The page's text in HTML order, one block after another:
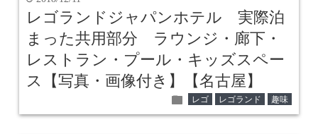
レゴランドジャパンホテル 実際泊
まった共用部分 ラウンジ・廊下・
レストラン・プール・キッズスペー
ス【写真・画像付き】【名古屋】
folder レゴ レゴランド 趣味